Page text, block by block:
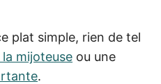
plat simple, rien de tel
mijoteuse ou une
.